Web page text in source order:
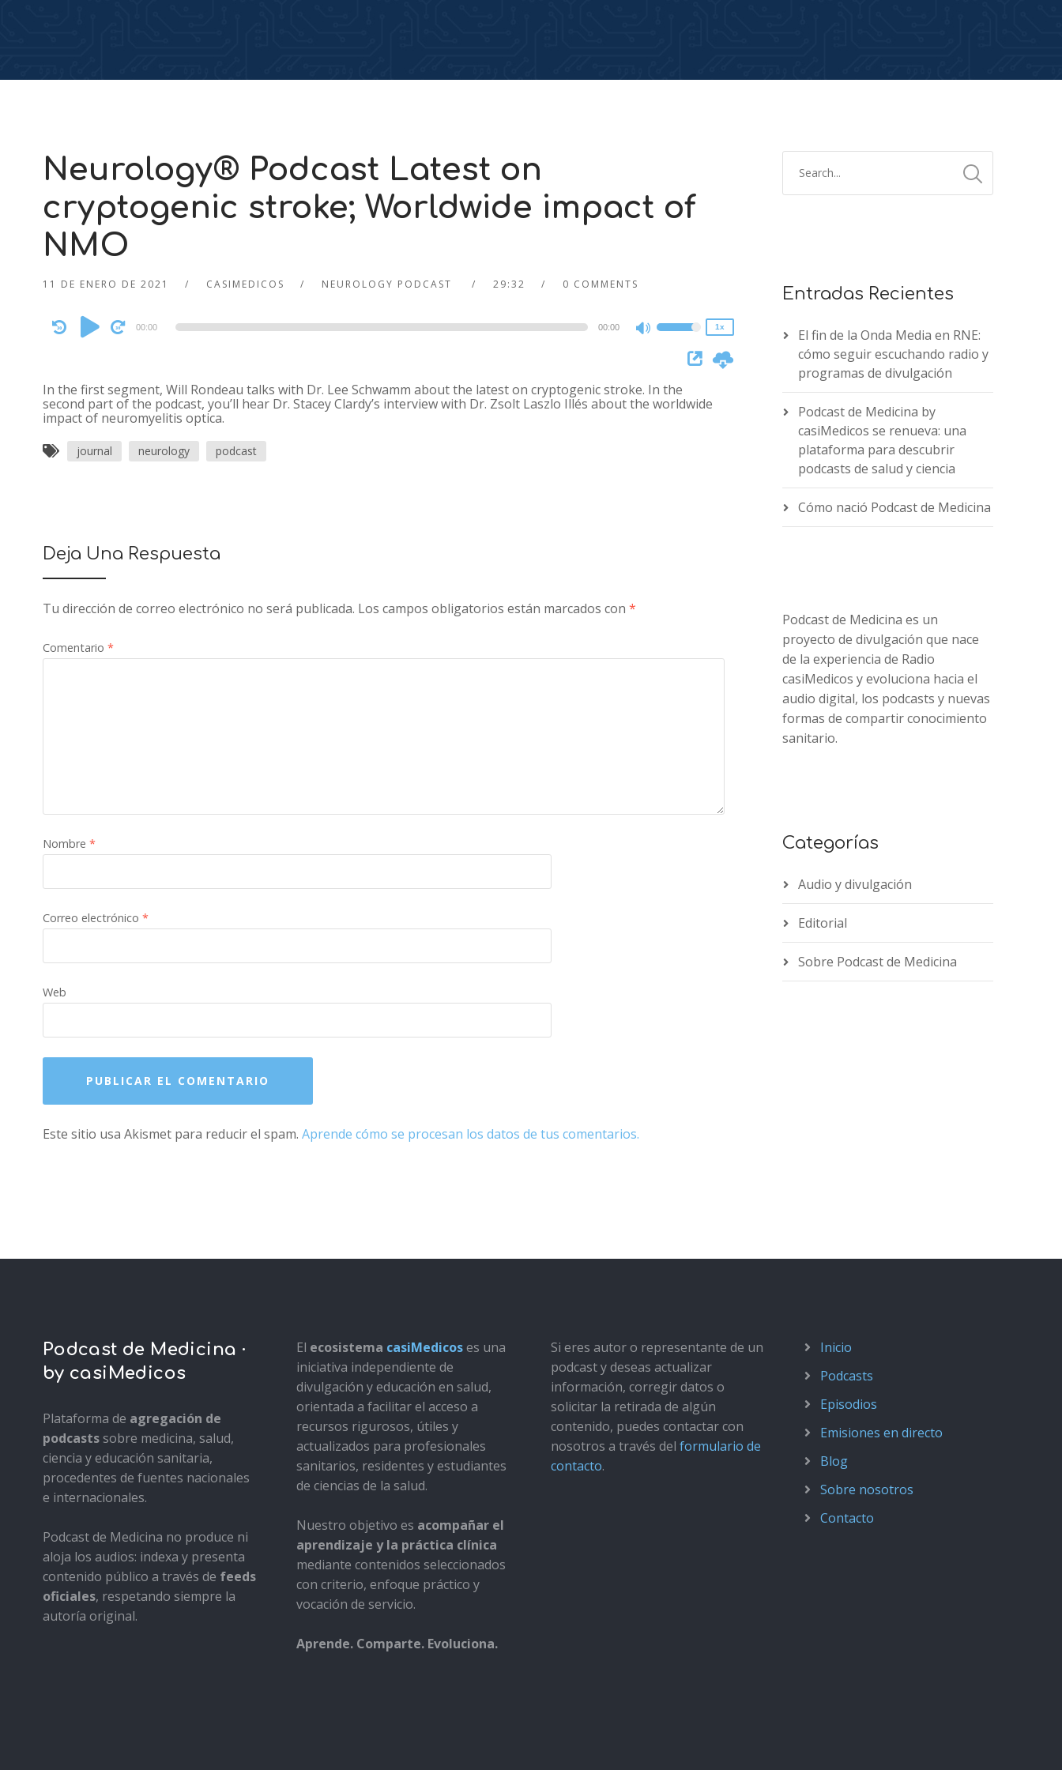
Neurology® Podcast Latest on
cryptogenic stroke; Worldwide impact of
NMO
11 DE ENERO DE 2021 CASIMEDICOS NEUROLOGY PODCAST 29:32 0 COMMENTS
Audio
Player
00:00 00:00
Use
Up/Down
keys
to
1x
In the first segment, Will Rondeau talks with Dr. Lee Schwamm about the latest on cryptogenic stroke. In the
second part of the podcast, you’ll hear Dr. Stacey Clardy’s interview with Dr. Zsolt Laszlo Illés about the worldwide
impact of neuromyelitis optica.
journal neurology podcast
Deja Una Respuesta
Tu dirección de correo electrónico no será publicada. Los campos obligatorios están marcados con *
Comentario *
Nombre *
Correo electrónico *
Web
Este sitio usa Akismet para reducir el spam. Aprende cómo se procesan los datos de tus comentarios.
Entradas Recientes
El fin de la Onda Media en RNE:
cómo seguir escuchando radio y
programas de divulgación
Podcast de Medicina by
casiMedicos se renueva: una
plataforma para descubrir
podcasts de salud y ciencia
Cómo nació Podcast de Medicina
Podcast de Medicina es un
proyecto de divulgación que nace
de la experiencia de Radio
casiMedicos y evoluciona hacia el
audio digital, los podcasts y nuevas
formas de compartir conocimiento
sanitario.
Categorías
Audio y divulgación
Editorial
Sobre Podcast de Medicina
Podcast de Medicina ·
by casiMedicos
Plataforma de agregación de
podcastssobre medicina, salud,
ciencia y educación sanitaria,
procedentes de fuentes nacionales
e internacionales.
Podcast de Medicina no produce ni
aloja los audios: indexa y presenta
contenido público a través de feeds
oficiales, respetando siempre la
autoría original.
El ecosistema casiMedicoses una
iniciativa independiente de
divulgación y educación en salud,
orientada a facilitar el acceso a
recursos rigurosos, útiles y
actualizados para profesionales
sanitarios, residentes y estudiantes
de ciencias de la salud.
Nuestro objetivo es acompañar el
aprendizaje y la práctica clínica
mediante contenidos seleccionados
con criterio, enfoque práctico y
vocación de servicio.
Aprende. Comparte. Evoluciona.
Si eres autor o representante de un
podcast y deseas actualizar
información, corregir datos o
solicitar la retirada de algún
contenido, puedes contactar con
nosotros a través del formulario de
contacto.
Inicio
Podcasts
Episodios
Emisiones en directo
Blog
Sobre nosotros
Contacto